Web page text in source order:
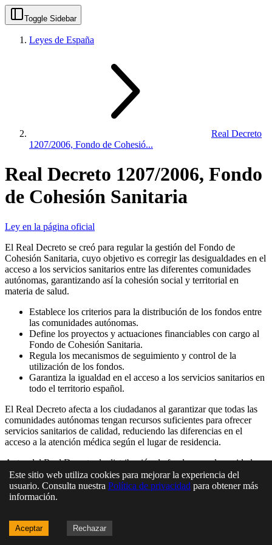
Toggle Sidebar
Leyes de España
Real Decreto
1207/2006, Fondo de Cohesió...
Real Decreto 1207/2006, Fondo
de Cohesión Sanitaria
Ley en la página oficial
El Real Decreto se creó para regular la gestión del Fondo de
Cohesión Sanitaria, cuyo objetivo es corregir las desigualdades en el
acceso a los servicios sanitarios entre las diferentes comunidades
autónomas, garantizando así la cohesión social y territorial en
materia de salud.
Establece los criterios para la distribución de los fondos entre
las comunidades autónomas.
Define los proyectos y actuaciones financiables con cargo al
Fondo de Cohesión Sanitaria.
Regula los mecanismos de seguimiento y control de la
utilización de los fondos.
Garantiza la igualdad en el acceso a los servicios sanitarios en
todo el territorio español.
El Real Decreto afecta a los ciudadanos al garantizar que todas las
comunidades autónomas tengan recursos suficientes para ofrecer
servicios sanitarios de calidad, reduciendo las diferencias en el
acceso a la atención médica según el lugar de residencia.
Antes del Real Decreto, la distribución de fondos para la sanidad
podía no ser equitativa, generando desigualdades en el acceso a los
servicios sanitarios entre las diferentes comunidades autónomas.
financiados con cargo al Fondo de Cohesión Sanitaria.
Este sitio web utiliza cookies para mejorar la experiencia del
usuario. Consulta nuestra Política de privacidad para obtener más
información.
Aceptar Rechazar